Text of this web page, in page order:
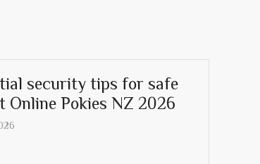
security tips for safe
Online Pokies NZ 2026